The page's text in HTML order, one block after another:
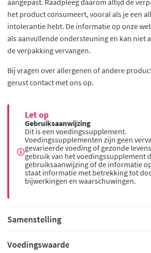
aangepast. Raadpleeg daarom altijd de
het product consumeert, vooral als je een
intolerantie hebt. De informatie op onze
als aanvullende ondersteuning en kan niet
de verpakking vervangen.
Bij vragen over allergenen of andere
gerust contact met ons op.
Let op
Gebruiksaanwijzing
Dit is een voedingssupplement.
Voedingssupplementen zijn geen
gevarieerde voeding of gezonde
gebruik van het voedingssupplement
gebruiksaanwijzing of de informatie
staat informatie met betrekking tot
bijwerkingen en waarschuwingen.
Samenstelling
Voedingswaarde